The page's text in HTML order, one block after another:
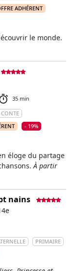
ADHÉRENT
le monde.
35 min
CONTE
- 19%
éloge du partage
À partir
nains
PRIMAIRE